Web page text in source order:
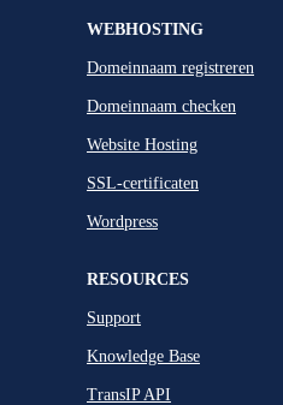
WEBHOSTING
Domeinnaam registreren
Domeinnaam checken
Website Hosting
SSL-certificaten
Wordpress
RESOURCES
Support
Knowledge Base
TransIP API